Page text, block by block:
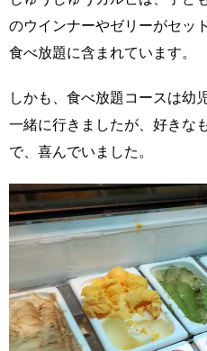
のウインナーやゼリーがセッ
食べ放題に含まれています。
しかも、食べ放題コースは幼
一緒に行きましたが、好きな
で、喜んでいました。